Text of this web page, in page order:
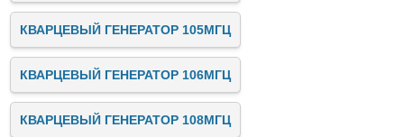
КВАРЦЕВЫЙ ГЕНЕРАТОР 105МГЦ
КВАРЦЕВЫЙ ГЕНЕРАТОР 106МГЦ
КВАРЦЕВЫЙ ГЕНЕРАТОР 108МГЦ